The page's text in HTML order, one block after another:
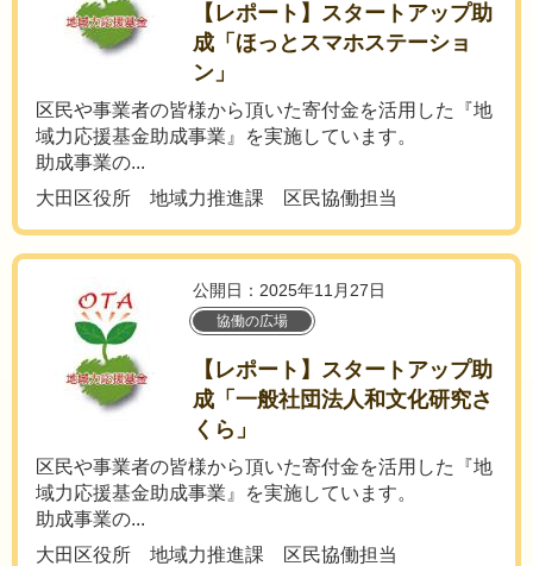
【レポート】スタートアップ助
成「ほっとスマホステーショ
ン」
区民や事業者の皆様から頂いた寄付金を活用した『地
域力応援基金助成事業』を実施しています。
助成事業の...
大田区役所 地域力推進課 区民協働担当
公開日：2025年11月27日
協働の広場
【レポート】スタートアップ助
成「一般社団法人和文化研究さ
くら」
区民や事業者の皆様から頂いた寄付金を活用した『地
域力応援基金助成事業』を実施しています。
助成事業の...
大田区役所 地域力推進課 区民協働担当